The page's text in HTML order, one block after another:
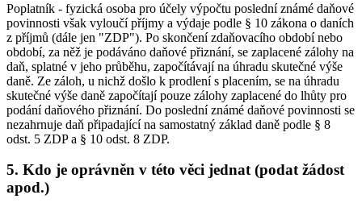
Poplatník - fyzická osoba pro účely výpočtu poslední známé daňové
povinnosti však vyloučí příjmy a výdaje podle § 10 zákona o daních
z příjmů (dále jen "ZDP"). Po skončení zdaňovacího období nebo
období, za něž je podáváno daňové přiznání, se zaplacené zálohy na
daň, splatné v jeho průběhu, započítávají na úhradu skutečné výše
daně. Ze záloh, u nichž došlo k prodlení s placením, se na úhradu
skutečné výše daně započítají pouze zálohy zaplacené do lhůty pro
podání daňového přiznání. Do poslední známé daňové povinnosti se
nezahrnuje daň připadající na samostatný základ daně podle § 8
odst. 5 ZDP a § 10 odst. 8 ZDP.
5. Kdo je oprávněn v této věci jednat (podat žádost
apod.)